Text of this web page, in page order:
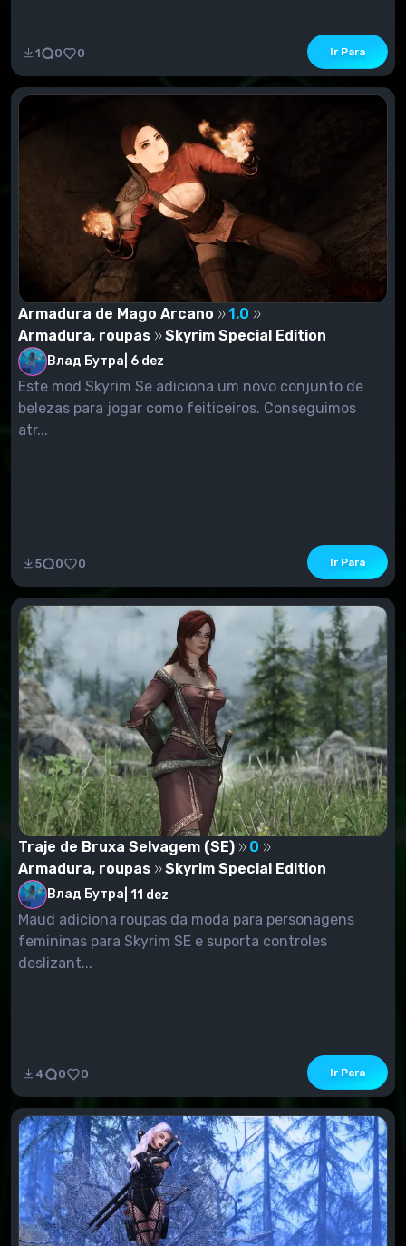
1 0 0 Ir Para
Armadura de Mago Arcano
1.0
Armadura, roupas
Skyrim Special Edition
Влад Бутра 6 dez
Este mod Skyrim Se adiciona um novo conjunto de
belezas para jogar como feiticeiros. Conseguimos
atr...
5 0 0 Ir Para
Traje de Bruxa Selvagem (SE)
0
Armadura, roupas
Skyrim Special Edition
Влад Бутра 11 dez
Maud adiciona roupas da moda para personagens
femininas para Skyrim SE e suporta controles
deslizant...
4 0 0 Ir Para